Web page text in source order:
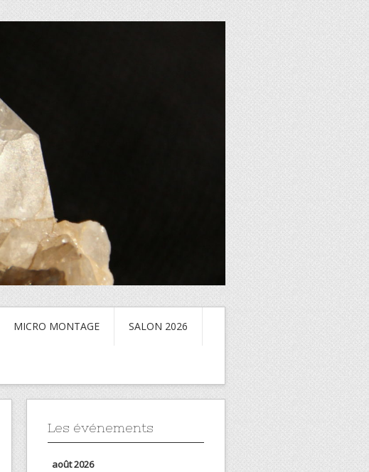
MICRO MONTAGE SALON 2026
Les événements
août 2026